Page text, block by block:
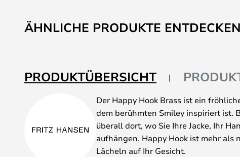
Anfang
der
ÄHNLICHE PRODUKTE ENTDECKEN
PRODUKTÜBERSICHT
Der Happy Hook Brass ist ein
dem berühmten Smiley inspiriert ist.
überall dort, wo Sie Ihre Jacke, Ihr
aufhängen. Happy Hook ist mehr als
Lächeln auf Ihr Gesicht.